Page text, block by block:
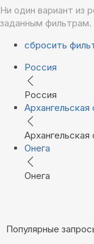
Ни один вариант из
заданным фильтрам.
сбросить
Россия
Россия
Архангельская
Архангельская
Онега
Онега
Популярные